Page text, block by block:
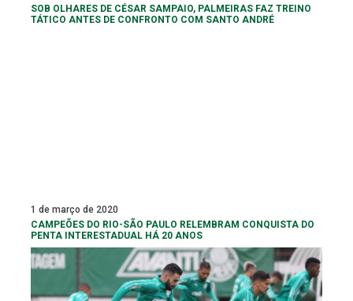
SOB OLHARES DE CÉSAR SAMPAIO, PALMEIRAS FAZ TREINO
TÁTICO ANTES DE CONFRONTO COM SANTO ANDRÉ
1 de março de 2020
CAMPEÕES DO RIO-SÃO PAULO RELEMBRAM CONQUISTA DO
PENTA INTERESTADUAL HÁ 20 ANOS